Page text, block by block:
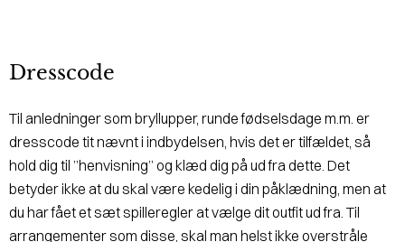
Dresscode
Til anledninger som bryllupper, runde fødselsdage m.m. er
dresscode tit nævnt i indbydelsen, hvis det er tilfældet, så
hold dig til ”henvisning” og klæd dig på ud fra dette. Det
betyder ikke at du skal være kedelig i din påklædning, men at
du har fået et sæt spilleregler at vælge dit outfit ud fra. Til
arrangementer som disse, skal man helst ikke overstråle